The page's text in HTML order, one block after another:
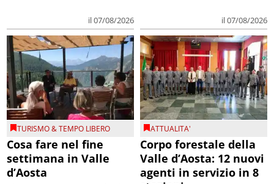
il 07/08/2026 il 07/08/2026
TURISMO & TEMPO LIBERO
Cosa fare nel fine
settimana in Valle
d’Aosta
ATTUALITA'
Corpo forestale della
Valle d’Aosta: 12 nuovi
agenti in servizio in 8